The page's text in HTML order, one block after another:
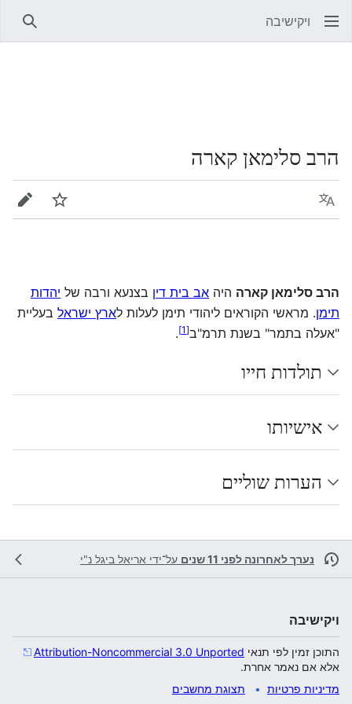
ויקישיבה
הרב סלימאן קארה
שפה מעקב
הרב סלימאן קארה היה אב בית דין בצנעא ורבה של יהדות
תימן. מראשי הקוראים ליהודי תימן לעלות לארץ ישראל בעליית
"אעלה בתמר" בשנת תרמ"ב‏[
1
]
.
תולדות חייו
אישיותו
הערות שוליים
נערך לאחרונה לפני 11 שנים על־ידי אריאל ביגל נ"י
ויקישיבה
התוכן זמין לפי תנאי Attribution-Noncommercial 3.0 Unported
אלא אם נאמר אחרת.
מדיניות פרטיות
תצוגת מחשבים